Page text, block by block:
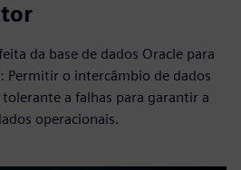
da base de dados Oracle para
Permitir o intercâmbio de dados
a falhas para garantir a
operacionais.